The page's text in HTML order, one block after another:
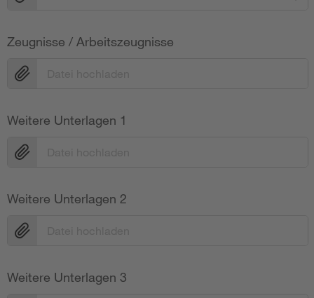
Zeugnisse / Arbeitszeugnisse
Weitere Unterlagen 1
Weitere Unterlagen 2
Weitere Unterlagen 3